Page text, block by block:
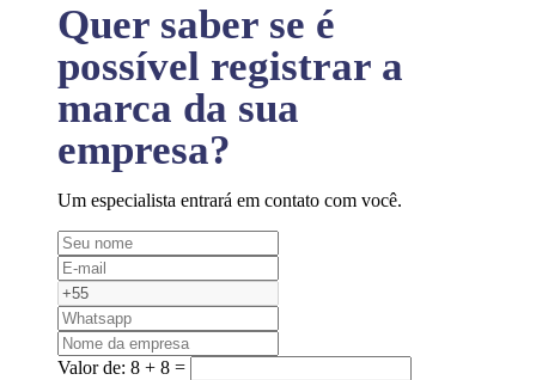
Quer saber se é
possível registrar a
marca da sua
empresa?
Um especialista entrará em contato com você.
Valor de: 8 + 8 =